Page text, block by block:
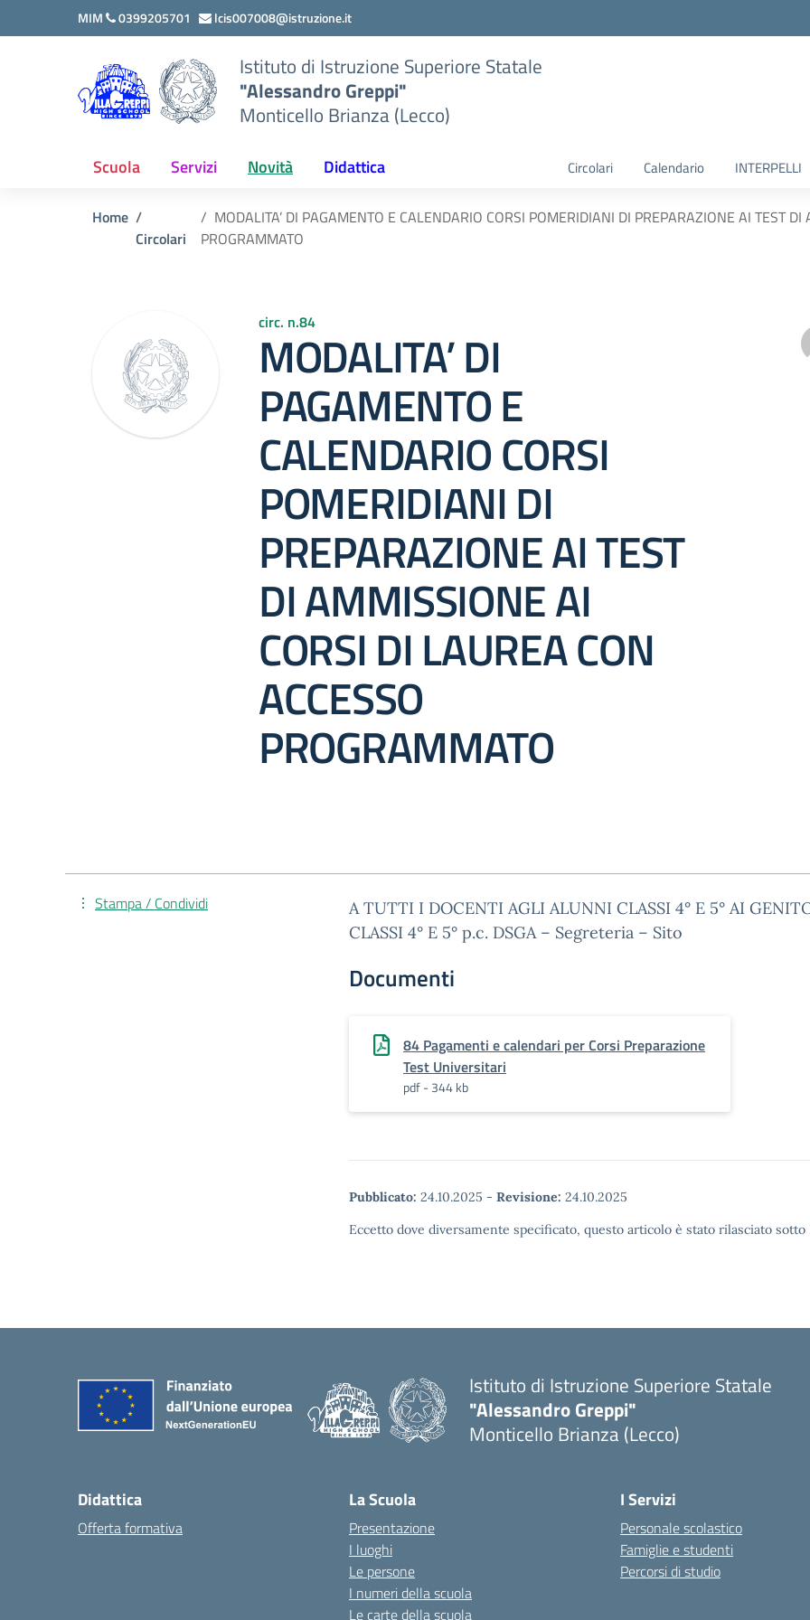
Vai ai contenuti
Vai al menu di navigazione
MIM 0399205701 lcis007008@istruzione.it
Istituto di Istruzione Superiore Statale
"Alessandro Greppi"
Monticello Brianza (Lecco)
Scuola Servizi Novità Didattica Circolari Calendario INTERPELLI
Home
Circolari
MODALITA’ DI PAGAMENTO E CALENDARIO CORSI POMERIDIANI DI PREPARAZIONE AI TEST
PROGRAMMATO
circ. n.84
MODALITA’ DI
PAGAMENTO E
CALENDARIO CORSI
POMERIDIANI DI
PREPARAZIONE AI TEST
DI AMMISSIONE AI
CORSI DI LAUREA CON
ACCESSO
PROGRAMMATO
A TUTTI I DOCENTI AGLI ALUNNI CLASSI 4° E 5° AI
CLASSI 4° E 5° p.c. DSGA – Segreteria – Sito
Documenti
84 Pagamenti e calendari per Corsi Preparazione
Test Universitari
pdf - 344 kb
Pubblicato: 24.10.2025 - Revisione: 24.10.2025
Eccetto dove diversamente specificato, questo articolo è stato rilasciato
Stampa / Condividi
Istituto di Istruzione Superiore Statale
"Alessandro Greppi"
Monticello Brianza (Lecco)
Didattica
Offerta formativa
La Scuola
Presentazione
I luoghi
Le persone
I numeri della scuola
Le carte della scuola
I Servizi
Personale scolastico
Famiglie e studenti
Percorsi di studio